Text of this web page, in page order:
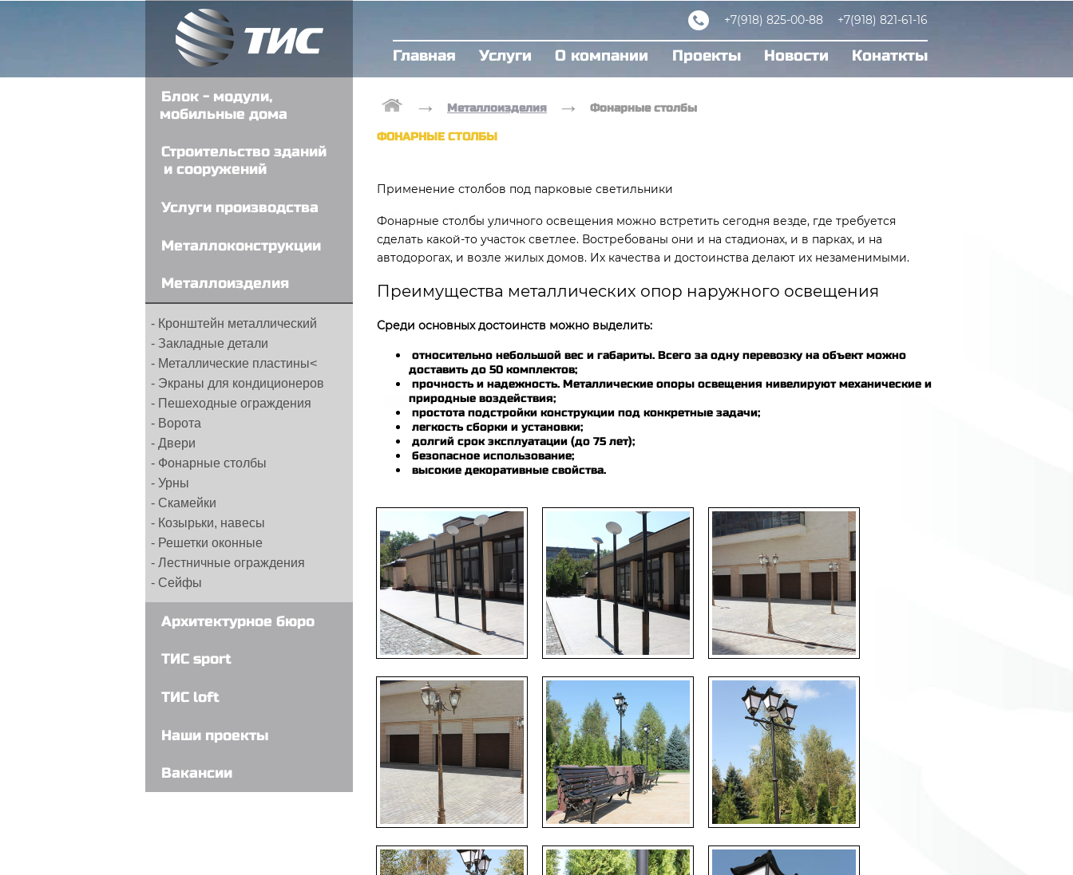
+7(918) 825-00-88 +7(918) 821-61-16
Главная Услуги О компании Проекты Новости Конаткты
→ Металлоизделия → Фонарные столбы
ФОНАРНЫЕ СТОЛБЫ
Применение столбов под парковые светильники
Фонарные столбы уличного освещения можно встретить сегодня везде, где требуется
сделать какой-то участок светлее. Востребованы они и на стадионах, и в парках, и на
автодорогах, и возле жилых домов. Их качества и достоинства делают их незаменимыми.
Преимущества металлических опор наружного освещения
Среди основных достоинств можно выделить:
относительно небольшой вес и габариты. Всего за одну перевозку на объект можно
доставить до 50 комплектов;
прочность и надежность. Металлические опоры освещения нивелируют механические и
природные воздействия;
простота подстройки конструкции под конкретные задачи;
легкость сборки и установки;
долгий срок эксплуатации (до 75 лет);
безопасное использование;
высокие декоративные свойства.
Блок - модули,
мобильные дома
Строительство зданий
и сооружений
Услуги производства
Металлоконструкции
- Строительные МК
- Металлические каркасы
- Фермы, балки, рамы
- Металлические перекрытия
Металлоизделия
- Кронштейн металлический
- Закладные детали
- Металлические пластины<
- Экраны для кондиционеров
- Пешеходные ограждения
- Ворота
- Двери
- Фонарные столбы
- Урны
- Скамейки
- Козырьки, навесы
- Решетки оконные
- Лестничные ограждения
- Сейфы
Архитектурное бюро
ТИС sport
ТИС loft
Наши проекты
Вакансии